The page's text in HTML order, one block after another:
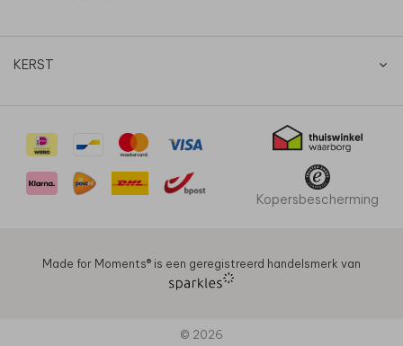
KERST
Kopersbescherming
Made for Moments®️ is een geregistreerd handelsmerk van
© 2026